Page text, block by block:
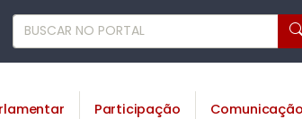
Participação Comunicação